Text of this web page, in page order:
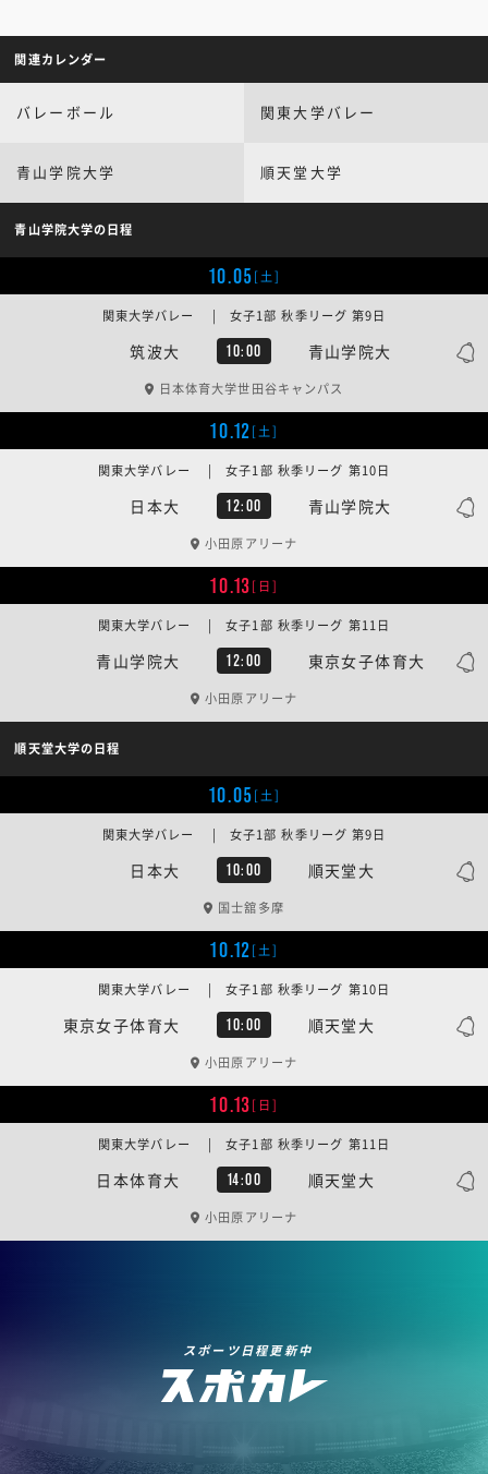
関連カレンダー
バレーボール 関東大学バレー
青山学院大学 順天堂大学
青山学院大学の日程
10.05[土]
筑波大 10:00 青山学院大
関東大学バレー | 女子1部 秋季リーグ 第9日
日本体育大学世田谷キャンパス
10.12[土]
日本大 12:00 青山学院大
関東大学バレー | 女子1部 秋季リーグ 第10日
小田原アリーナ
10.13[日]
青山学院大 12:00 東京女子体育大
関東大学バレー | 女子1部 秋季リーグ 第11日
小田原アリーナ
順天堂大学の日程
10.05[土]
日本大 10:00 順天堂大
関東大学バレー | 女子1部 秋季リーグ 第9日
国士舘多摩
10.12[土]
東京女子体育大 10:00 順天堂大
関東大学バレー | 女子1部 秋季リーグ 第10日
小田原アリーナ
10.13[日]
日本体育大 14:00 順天堂大
関東大学バレー | 女子1部 秋季リーグ 第11日
小田原アリーナ
スポーツ日程更新中